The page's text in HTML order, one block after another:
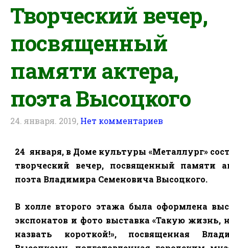
Творческий вечер,
посвященный
памяти актера,
поэта Высоцкого
24. января. 2019, Нет комментариев
24 января, в Доме культуры «Металлург»
творческий вечер, посвященный памяти
поэта Владимира Семеновича Высоцкого.
В холле второго этажа была оформлена
экспонатов и фото выставка «Такую жизнь,
назвать короткой!», посвященная